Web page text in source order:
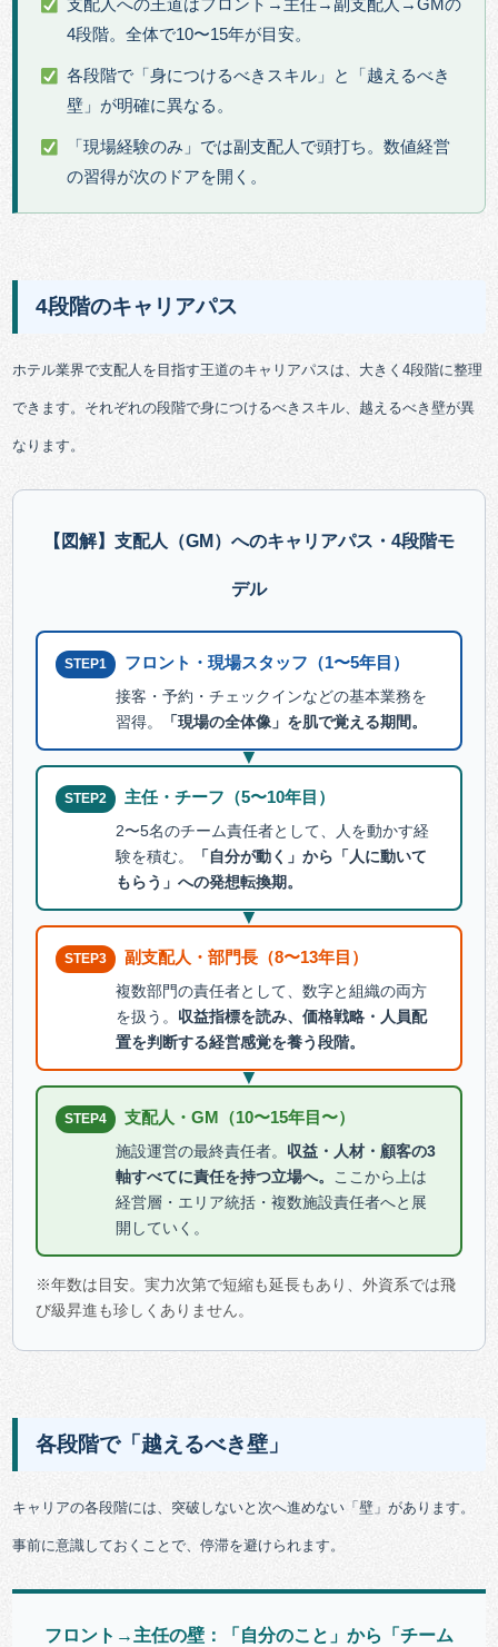
支配人への王道はフロント→主任→副支配人→GMの
4段階。全体で10〜15年が目安。
各段階で「身につけるべきスキル」と「越えるべき
壁」が明確に異なる。
「現場経験のみ」では副支配人で頭打ち。数値経営
の習得が次のドアを開く。
4段階のキャリアパス
ホテル業界で支配人を目指す王道のキャリアパスは、大きく4段階に整理
できます。それぞれの段階で身につけるべきスキル、越えるべき壁が異
なります。
【図解】支配人（GM）へのキャリアパス・4段階モ
デル
STEP1 フロント・現場スタッフ（1〜5年目）
接客・予約・チェックインなどの基本業務を
習得。
「現場の全体像」を肌で覚える期間。
▼
STEP2 主任・チーフ（5〜10年目）
2〜5名のチーム責任者として、人を動かす経
験を積む。
「自分が動く」から「人に動いて
もらう」への発想転換期。
▼
STEP3 副支配人・部門長（8〜13年目）
複数部門の責任者として、数字と組織の両方
を扱う。 収益指標を読み、価格戦略・人員配
置を判断する経営感覚を養う段階。
▼
STEP4 支配人・GM（10〜15年目〜）
施設運営の最終責任者。 収益・人材・顧客の3
軸すべてに責任を持つ立場へ。 ここから上は
経営層・エリア統括・複数施設責任者へと展
開していく。
※年数は目安。実力次第で短縮も延長もあり、外資系では飛
び級昇進も珍しくありません。
各段階で「越えるべき壁」
キャリアの各段階には、突破しないと次へ進めない「壁」があります。
事前に意識しておくことで、停滞を避けられます。
フロント→主任の壁：「自分のこと」から「チーム